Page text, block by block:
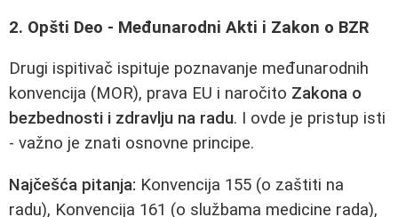
2. Opšti Deo - Međunarodni Akti i Zakon o BZR
Drugi ispitivač ispituje poznavanje međunarodnih
konvencija (MOR), prava EU i naročito Zakona o
bezbednosti i zdravlju na radu. I ovde je pristup isti
- važno je znati osnovne principe.
Najčešća pitanja: Konvencija 155 (o zaštiti na
radu), Konvencija 161 (o službama medicine rada),